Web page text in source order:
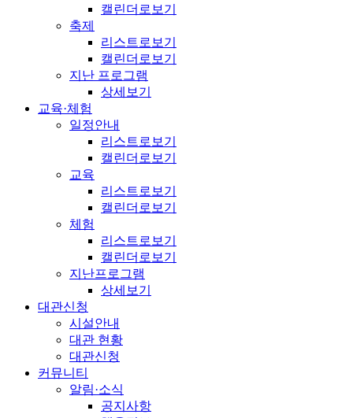
캘린더로보기
축제
리스트로보기
캘린더로보기
지난 프로그램
상세보기
교육·체험
일정안내
리스트로보기
캘린더로보기
교육
리스트로보기
캘린더로보기
체험
리스트로보기
캘린더로보기
지난프로그램
상세보기
대관신청
시설안내
대관 현황
대관신청
커뮤니티
알림·소식
공지사항